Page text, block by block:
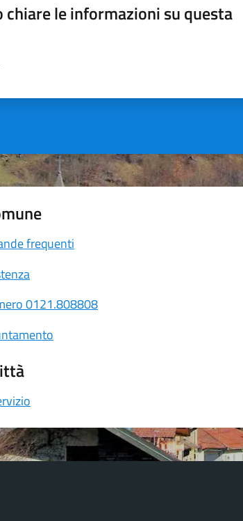
chiare le informazioni su questa
frequenti
0121.808808